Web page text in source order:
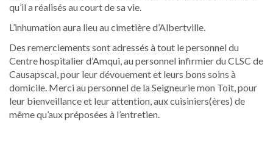
qu’il a réalisés au court de sa vie.
L’inhumation aura lieu au cimetière d’Albertville.
Des remerciements sont adressés à tout le personnel du
Centre hospitalier d’Amqui, au personnel infirmier du CLSC de
Causapscal, pour leur dévouement et leurs bons soins à
domicile. Merci au personnel de la Seigneurie mon Toit, pour
leur bienveillance et leur attention, aux cuisiniers(ères) de
même qu’aux préposées à l’entretien.